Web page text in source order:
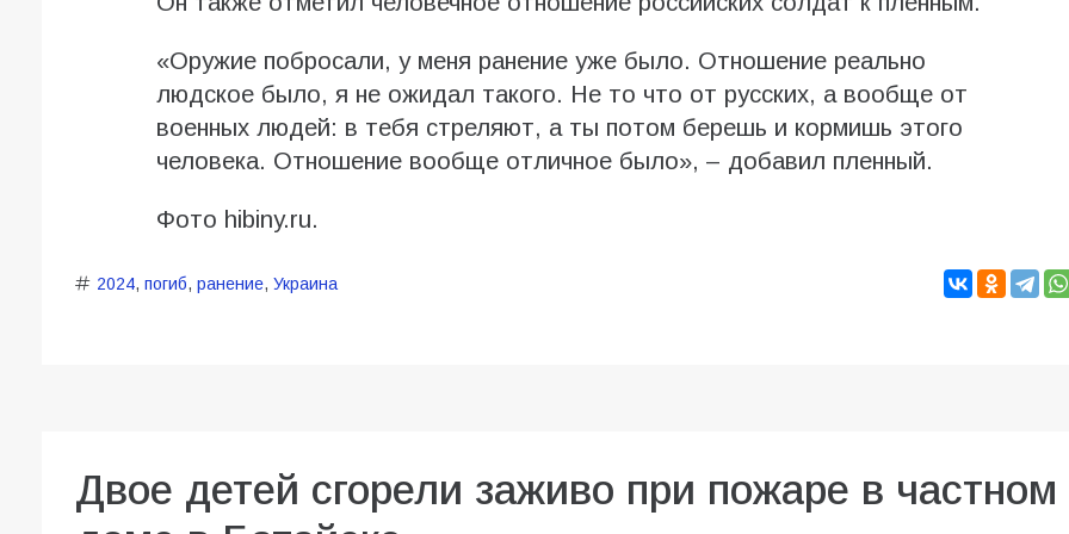
«Оружие побросали, у меня ранение уже было. Отношение реально
людское было, я не ожидал такого. Не то что от русских, а вообще от
военных людей: в тебя стреляют, а ты потом берешь и кормишь этого
человека. Отношение вообще отличное было», – добавил пленный.
Фото hibiny.ru.
2024, погиб, ранение, Украина
Двое детей сгорели заживо при пожаре в частном